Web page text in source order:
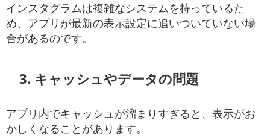
インスタグラムは複雑なシステムを持っているた
め、アプリが最新の表示設定に追いついていない場
合があるのです。
3. キャッシュやデータの問題
アプリ内でキャッシュが溜まりすぎると、表示がお
かしくなることがあります。